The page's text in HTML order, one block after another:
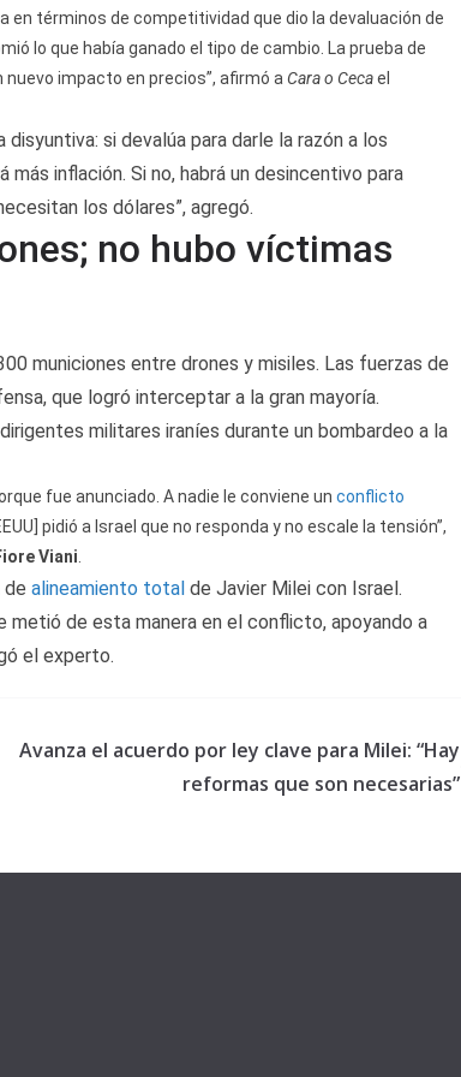
en términos de competitividad que dio la devaluación de
lo que había ganado el tipo de cambio. La prueba de
impacto en precios”, afirmó aCara o Cecael
disyuntiva: si devalúa para darle la razón a los
inflación. Si no, habrá un desincentivo para
los dólares”, agregó.
no hubo víctimas
municiones entre drones y misiles. Las fuerzas de
que logró interceptar a la gran mayoría.
militares iraníes durante un bombardeo a la
fue anunciado. A nadie le conviene un conflicto
pidió a Israel que no responda y no escale la tensión”,
Viani.
de alineamiento total de Javier Milei con Israel.
metió de esta manera en el conflicto, apoyando a
el experto.
Avanza el acuerdo por ley clave para Milei: “Hay
reformas que son necesarias”